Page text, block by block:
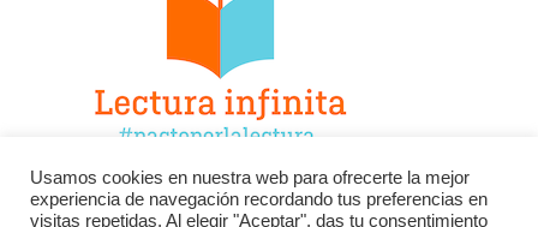
Facebook Twitter Instagram
Usamos cookies en nuestra web para ofrecerte la mejor
experiencia de navegación recordando tus preferencias en
visitas repetidas. Al elegir "Aceptar", das tu consentimiento